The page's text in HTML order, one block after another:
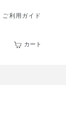
ご利用ガイド
カート